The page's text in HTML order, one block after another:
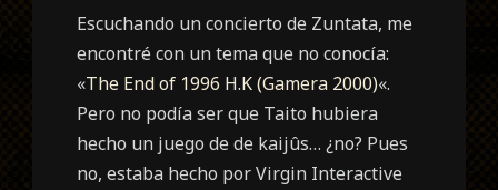
Escuchando un concierto de Zuntata, me
encontré con un tema que no conocía:
«The End of 1996 H.K (Gamera 2000)«.
Pero no podía ser que Taito hubiera
hecho un juego de de kaijûs… ¿no? Pues
no, estaba hecho por Virgin Interactive